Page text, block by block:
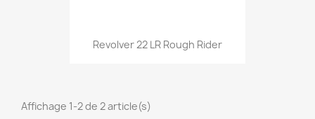
Aperçu rapide
Revolver 22 LR Rough Rider
Affichage 1-2 de 2 article(s)